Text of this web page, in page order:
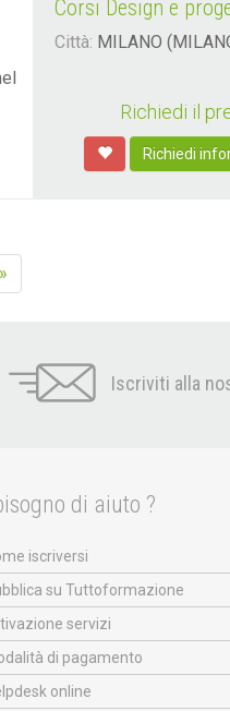
Corsi Design e
Città: MILANO
Richiedi il
Richiedi
»
Iscriviti alla
di aiuto ?
iscriversi
su Tuttoformazione
servizi
di pagamento
online